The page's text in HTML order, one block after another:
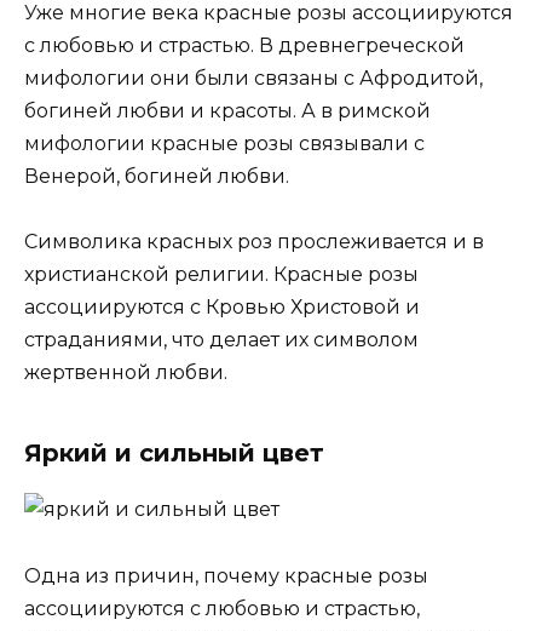
Уже многие века красные розы ассоциируются
с любовью и страстью. В древнегреческой
мифологии они были связаны с Афродитой,
богиней любви и красоты. А в римской
мифологии красные розы связывали с
Венерой, богиней любви.
Символика красных роз прослеживается и в
христианской религии. Красные розы
ассоциируются с Кровью Христовой и
страданиями, что делает их символом
жертвенной любви.
Яркий и сильный цвет
Одна из причин, почему красные розы
ассоциируются с любовью и страстью,